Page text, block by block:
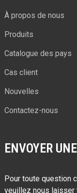
À propos de nous
Produits
Catalogue des pays
Cas client
Nouvelles
Contactez-nous
ENVOYER
Pour toute question
veuillez nous laisser